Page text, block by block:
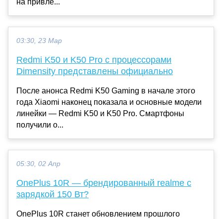
на привле...
03:30, 23 Мар
Redmi K50 и K50 Pro с процессорами
Dimensity представлены официально
После анонса Redmi K50 Gaming в начале этого
года Xiaomi наконец показала и основные модели
линейки — Redmi K50 и K50 Pro. Смартфоны
получили о...
05:30, 02 Апр
OnePlus 10R — брендированный realme с
зарядкой 150 Вт?
OnePlus 10R станет обновлением прошлого